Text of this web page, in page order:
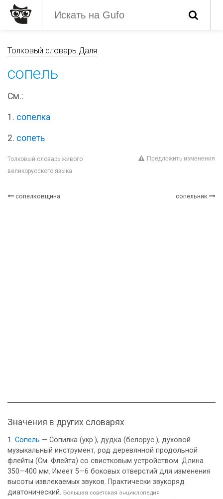
Толковый словарь Даля
сопель
См.:
1. сопелка
2. сопеть
Толковый словарь живого
великорусского языка
Предложить изменения
сопелковщина сопельник
Значения в других словарях
Сопель — Сопилка (укр.), дудка (белорус.), духовой
музыкальный инструмент, род деревянной продольной
флейты (См. Флейта) со свистковым устройством. Длина
350—400 мм. Имеет 5—6 боковых отверстий для изменения
высоты извлекаемых звуков. Практически звукоряд
диатонический. Большая советская энциклопедия